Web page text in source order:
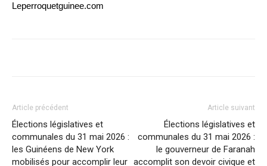
Leperroquetguinee.com
Article précédent
Élections législatives et
communales du 31 mai 2026 :
les Guinéens de New York
mobilisés pour accomplir leur
Article suivant
Élections législatives et
communales du 31 mai 2026 :
le gouverneur de Faranah
accomplit son devoir civique et